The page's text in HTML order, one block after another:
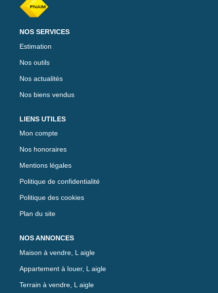
NOS SERVICES
Estimation
Nos outils
Nos actualités
Nos biens vendus
LIENS UTILES
Mon compte
Nos honoraires
Mentions légales
Politique de confidentialité
Politique des cookies
Plan du site
NOS ANNONCES
Maison à vendre, L aigle
Appartement à louer, L aigle
Terrain à vendre, L aigle